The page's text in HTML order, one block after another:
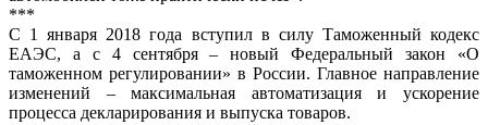
***
С 1 января 2018 года вступил в силу Таможенный кодекс
ЕАЭС, а с 4 сентября – новый Федеральный закон «О
таможенном регулировании» в России. Главное направление
изменений – максимальная автоматизация и ускорение
процесса декларирования и выпуска товаров.